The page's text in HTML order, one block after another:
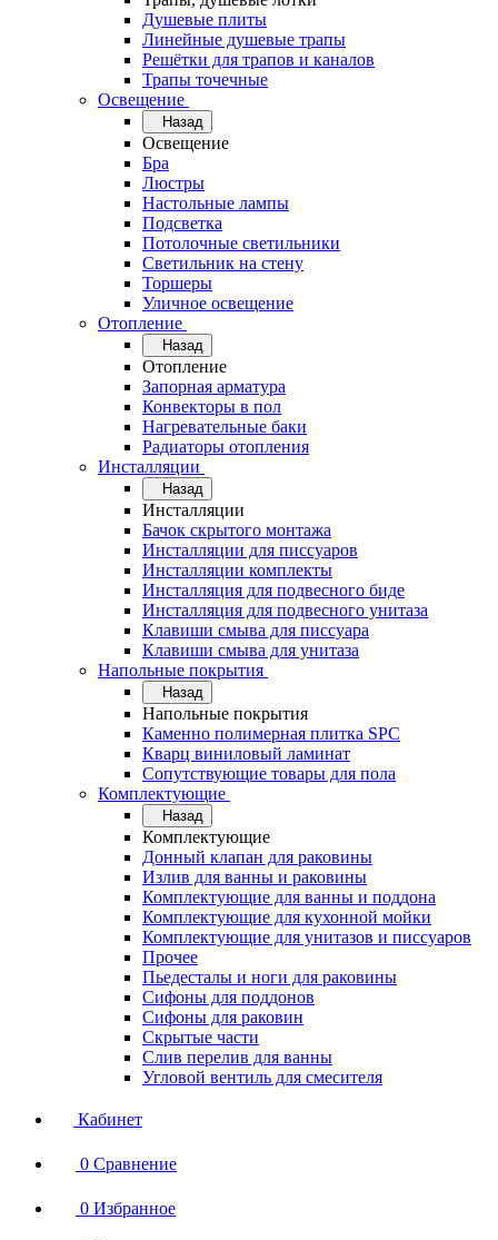
Душевые плиты
Линейные душевые трапы
Решётки для трапов и каналов
Трапы точечные
Освещение
Назад
Освещение
Бра
Люстры
Настольные лампы
Подсветка
Потолочные светильники
Светильник на стену
Торшеры
Уличное освещение
Отопление
Назад
Отопление
Запорная арматура
Конвекторы в пол
Нагревательные баки
Радиаторы отопления
Инсталляции
Назад
Инсталляции
Бачок скрытого монтажа
Инсталляции для писсуаров
Инсталляции комплекты
Инсталляция для подвесного биде
Инсталляция для подвесного унитаза
Клавиши смыва для писсуара
Клавиши смыва для унитаза
Напольные покрытия
Назад
Напольные покрытия
Каменно полимерная плитка SPC
Кварц виниловый ламинат
Сопутствующие товары для пола
Комплектующие
Назад
Комплектующие
Донный клапан для раковины
Излив для ванны и раковины
Комплектующие для ванны и поддона
Комплектующие для кухонной мойки
Комплектующие для унитазов и писсуаров
Прочее
Пьедесталы и ноги для раковины
Сифоны для поддонов
Сифоны для раковин
Скрытые части
Слив перелив для ванны
Угловой вентиль для смесителя
Кабинет
0 Сравнение
0 Избранное